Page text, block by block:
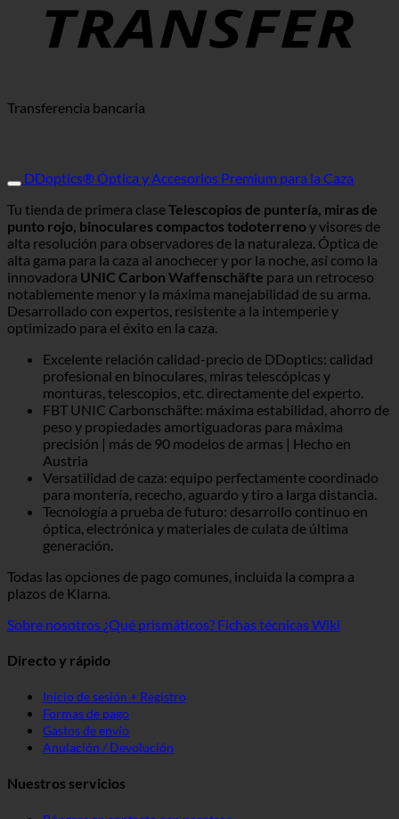
Transferencia bancaria
DDoptics® Óptica y Accesorios Premium para la Caza
Tu tienda de primera claseTelescopios de puntería, miras de
punto rojo, binoculares compactos todoterrenoy visores de
alta resolución para observadores de la naturaleza. Óptica de
alta gama para la caza al anochecer y por la noche, así como la
innovadora UNIC Carbon Waffenschäfte para un retroceso
notablemente menor y la máxima manejabilidad de su arma.
Desarrollado con expertos, resistente a la intemperie y
optimizado para el éxito en la caza.
Excelente relación calidad-precio de DDoptics: calidad
profesional en binoculares, miras telescópicas y
monturas, telescopios, etc. directamente del experto.
FBT UNIC Carbonschäfte: máxima estabilidad, ahorro de
peso y propiedades amortiguadoras para máxima
precisión | más de 90 modelos de armas | Hecho en
Austria
Versatilidad de caza: equipo perfectamente coordinado
para montería, rececho, aguardo y tiro a larga distancia.
Tecnología a prueba de futuro: desarrollo continuo en
óptica, electrónica y materiales de culata de última
generación.
Todas las opciones de pago comunes, incluida la compra a
plazos de Klarna.
Sobre nosotros ¿Qué prismáticos? Fichas técnicas Wiki
Directo y rápido
Inicio de sesión + Registro
Formas de pago
Gastos de envío
Anulación / Devolución
Nuestros servicios